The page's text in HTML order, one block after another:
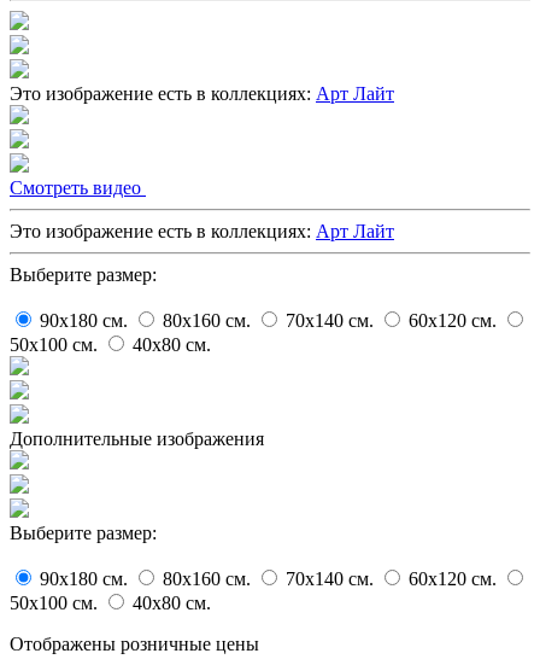
Это изображение есть в коллекциях: Арт Лайт
Cмотреть видео
Это изображение есть в коллекциях: Арт Лайт
Выберите размер:
90x180 cм. 80x160 cм. 70x140 cм. 60x120 cм.
50x100 cм. 40x80 cм.
Дополнительные изображения
Выберите размер:
90x180 cм. 80x160 cм. 70x140 cм. 60x120 cм.
50x100 cм. 40x80 cм.
Отображены розничные цены